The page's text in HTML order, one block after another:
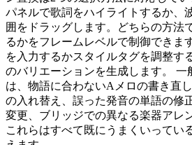
パネルで歌詞をハイライトするか、
囲をドラッグします。どちらの方法
るかをフレームレベルで制御できま
を入力するかスタイルタグを調整す
のバリエーションを生成します。 一
は、物語に合わないAメロの書き直
の入れ替え、誤った発音の単語の修
変更、ブリッジでの異なる楽器アレ
これらはすべて既にうまくいってい